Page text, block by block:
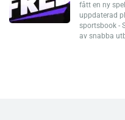
fått en ny
uppdaterad
sportsbook -
av snabba